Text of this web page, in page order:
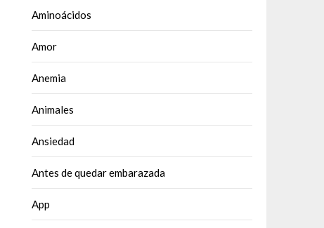
Aminoácidos
Amor
Anemia
Animales
Ansiedad
Antes de quedar embarazada
App